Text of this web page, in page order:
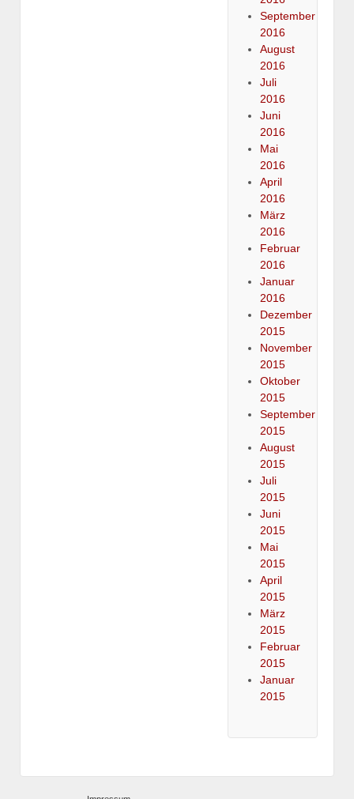
September
2016
August
2016
Juli
2016
Juni
2016
Mai
2016
April
2016
März
2016
Februar
2016
Januar
2016
Dezember
2015
November
2015
Oktober
2015
September
2015
August
2015
Juli
2015
Juni
2015
Mai
2015
April
2015
März
2015
Februar
2015
Januar
2015